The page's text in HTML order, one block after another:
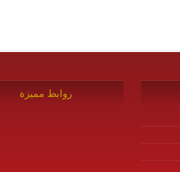
روابط مميزة